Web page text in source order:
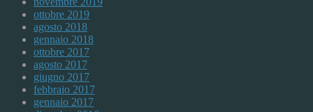
ottobre 2019
agosto 2018
gennaio 2018
ottobre 2017
agosto 2017
giugno 2017
febbraio 2017
gennaio 2017